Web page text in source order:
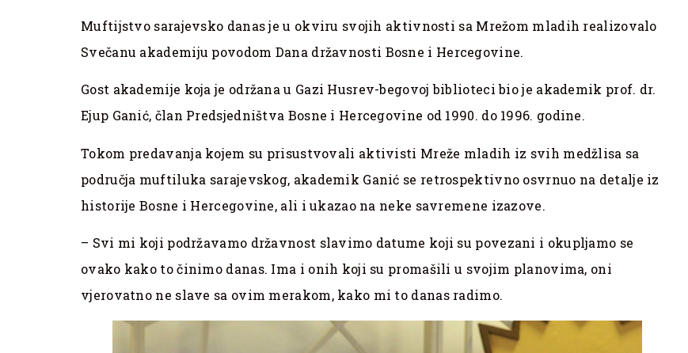
Muftijstvo sarajevsko danas je u okviru svojih aktivnosti sa Mrežom mladih realizovalo
Svečanu akademiju povodom Dana državnosti Bosne i Hercegovine.
Gost akademije koja je održana u Gazi Husrev-begovoj biblioteci bio je akademik prof. dr.
Ejup Ganić, član Predsjedništva Bosne i Hercegovine od 1990. do 1996. godine.
Tokom predavanja kojem su prisustvovali aktivisti Mreže mladih iz svih medžlisa sa
područja muftiluka sarajevskog, akademik Ganić se retrospektivno osvrnuo na detalje iz
historije Bosne i Hercegovine, ali i ukazao na neke savremene izazove.
– Svi mi koji podržavamo državnost slavimo datume koji su povezani i okupljamo se
ovako kako to činimo danas. Ima i onih koji su promašili u svojim planovima, oni
vjerovatno ne slave sa ovim merakom, kako mi to danas radimo.